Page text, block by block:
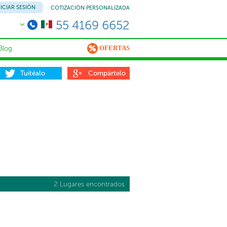
SESIÓN COTIZACIÓN PERSONALIZADA
55 4169 6652
OFERTAS
Tuitéalo Compártelo
2 Lugares encontrados